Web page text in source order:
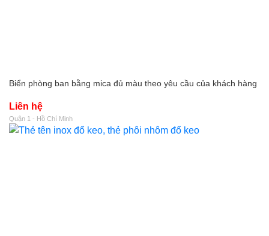
Biển phòng ban bằng mica đủ màu theo yêu cầu của khách hàng
Liên hệ
Quận 1 - Hồ Chí Minh